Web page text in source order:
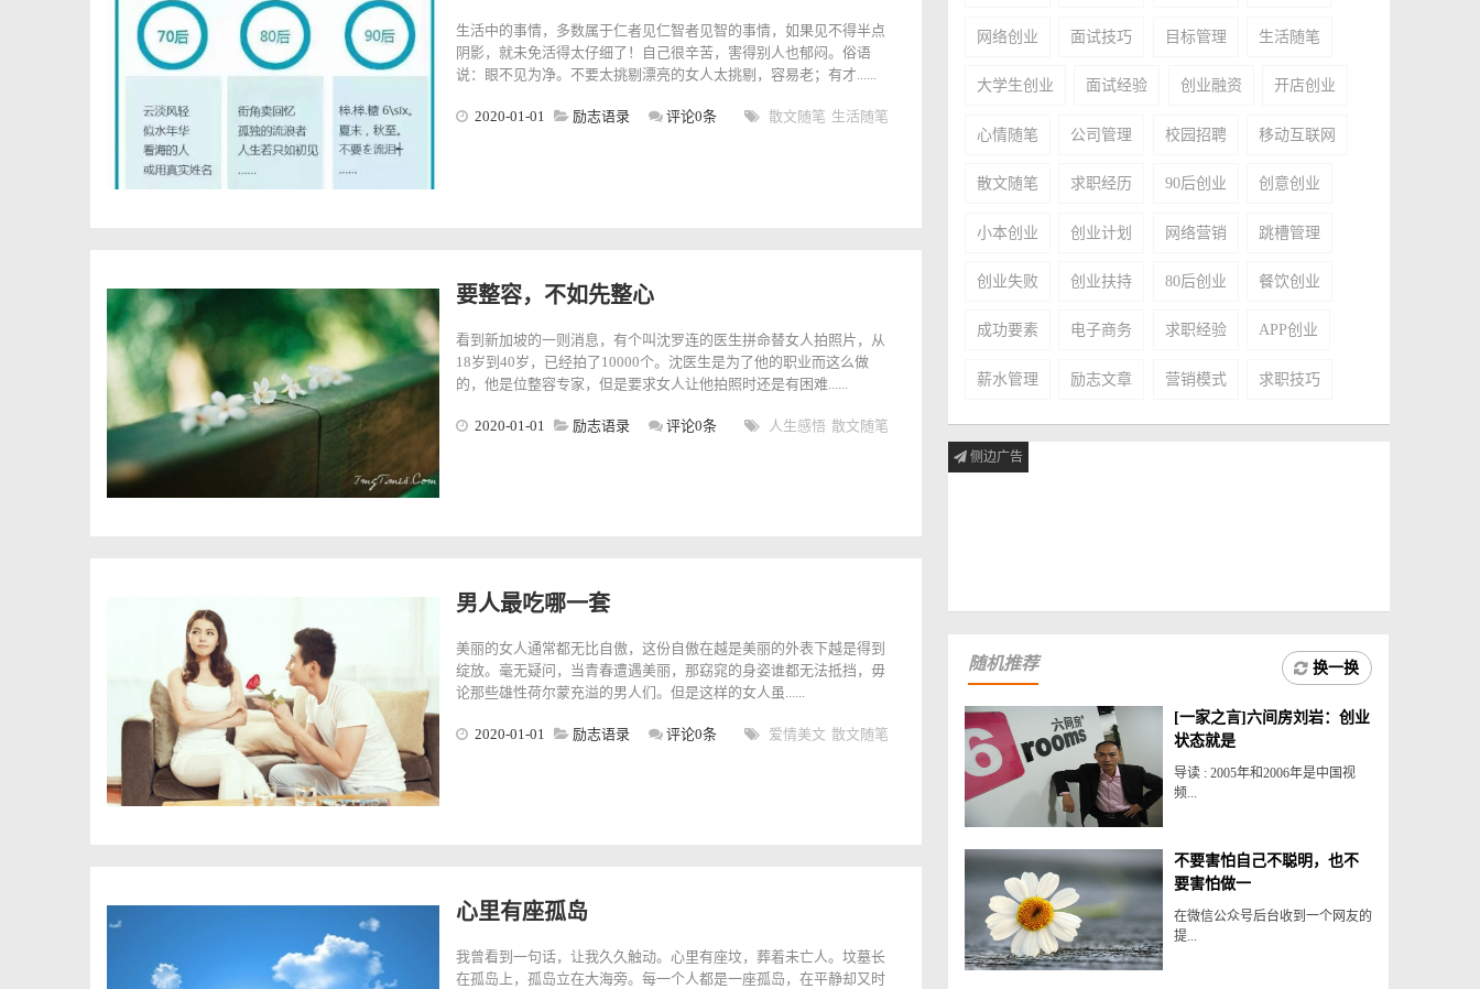
生活中的事情，多数属于仁者见仁智者见智的事情，如果见不得半点
阴影，就未免活得太仔细了！自己很辛苦，害得别人也郁闷。俗语
说：眼不见为净。不要太挑剔漂亮的女人太挑剔，容易老；有才......
散文随笔 生活随笔
励志语录
2020-01-01 评论0条
要整容，不如先整心
看到新加坡的一则消息，有个叫沈罗连的医生拼命替女人拍照片，从
18岁到40岁，已经拍了10000个。沈医生是为了他的职业而这么做
的，他是位整容专家，但是要求女人让他拍照时还是有困难......
人生感悟 散文随笔
励志语录
2020-01-01 评论0条
男人最吃哪一套
美丽的女人通常都无比自傲，这份自傲在越是美丽的外表下越是得到
绽放。毫无疑问，当青春遭遇美丽，那窈窕的身姿谁都无法抵挡，毋
论那些雄性荷尔蒙充溢的男人们。但是这样的女人虽......
爱情美文 散文随笔
励志语录
2020-01-01 评论0条
心里有座孤岛
我曾看到一句话，让我久久触动。心里有座坟，葬着未亡人。坟墓长
在孤岛上，孤岛立在大海旁。每一个人都是一座孤岛，在平静却又时
网络创业 面试技巧 目标管理 生活随笔
大学生创业 面试经验 创业融资 开店创业
心情随笔 公司管理 校园招聘 移动互联网
散文随笔 求职经历 90后创业 创意创业
小本创业 创业计划 网络营销 跳槽管理
创业失败 创业扶持 80后创业 餐饮创业
成功要素 电子商务 求职经验 APP创业
薪水管理 励志文章 营销模式 求职技巧
侧边广告
随机推荐 换一换
[一家之言]六间房刘岩：创业
状态就是
导读 : 2005年和2006年是中国视
频...
不要害怕自己不聪明，也不
要害怕做一
在微信公众号后台收到一个网友的
提...